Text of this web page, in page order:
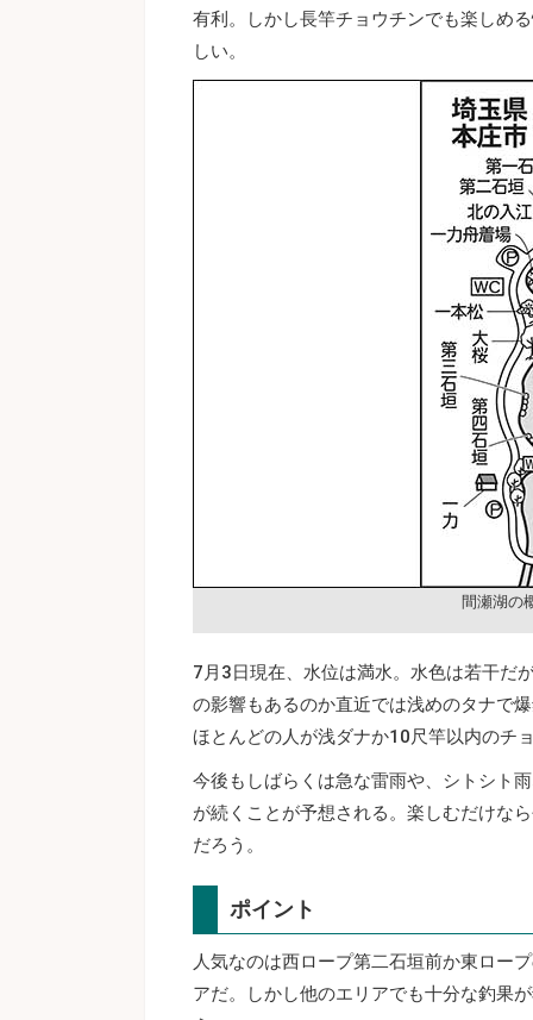
有利。しかし長竿チョウチンでも楽しめ
しい。
間瀬湖の
7月3日現在、水位は満水。水色は若干だ
の影響もあるのか直近では浅めのタナで
ほとんどの人が浅ダナか10尺竿以内のチ
今後もしばらくは急な雷雨や、シトシト
が続くことが予想される。楽しむだけな
だろう。
ポイント
人気なのは西ロープ第二石垣前か東ロー
アだ。しかし他のエリアでも十分な釣果